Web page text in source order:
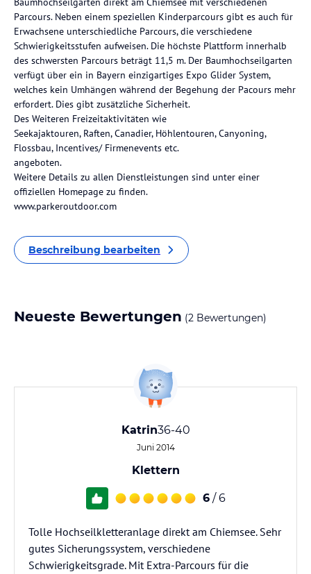
Parcours. Neben einem speziellen Kinderparcours gibt es auch für
Erwachsene unterschiedliche Parcours, die verschiedene
Schwierigkeitsstufen aufweisen. Die höchste Plattform innerhalb
des schwersten Parcours beträgt 11,5 m. Der Baumhochseilgarten
verfügt über ein in Bayern einzigartiges Expo Glider System,
welches kein Umhängen während der Begehung der Pacours mehr
erfordert. Dies gibt zusätzliche Sicherheit.
Des Weiteren Freizeitaktivitäten wie
Seekajaktouren, Raften, Canadier, Höhlentouren, Canyoning,
Flossbau, Incentives/ Firmenevents etc.
angeboten.
Weitere Details zu allen Dienstleistungen sind unter einer
offiziellen Homepage zu finden.
www.parkeroutdoor.com
Beschreibung bearbeiten
Neueste Bewertungen (2 Bewertungen)
Katrin36-40
Juni 2014
Klettern
6 / 6
Tolle Hochseilkletteranlage direkt am Chiemsee. Sehr
gutes Sicherungssystem, verschiedene
Schwierigkeitsgrade. Mit Extra-Parcours für die